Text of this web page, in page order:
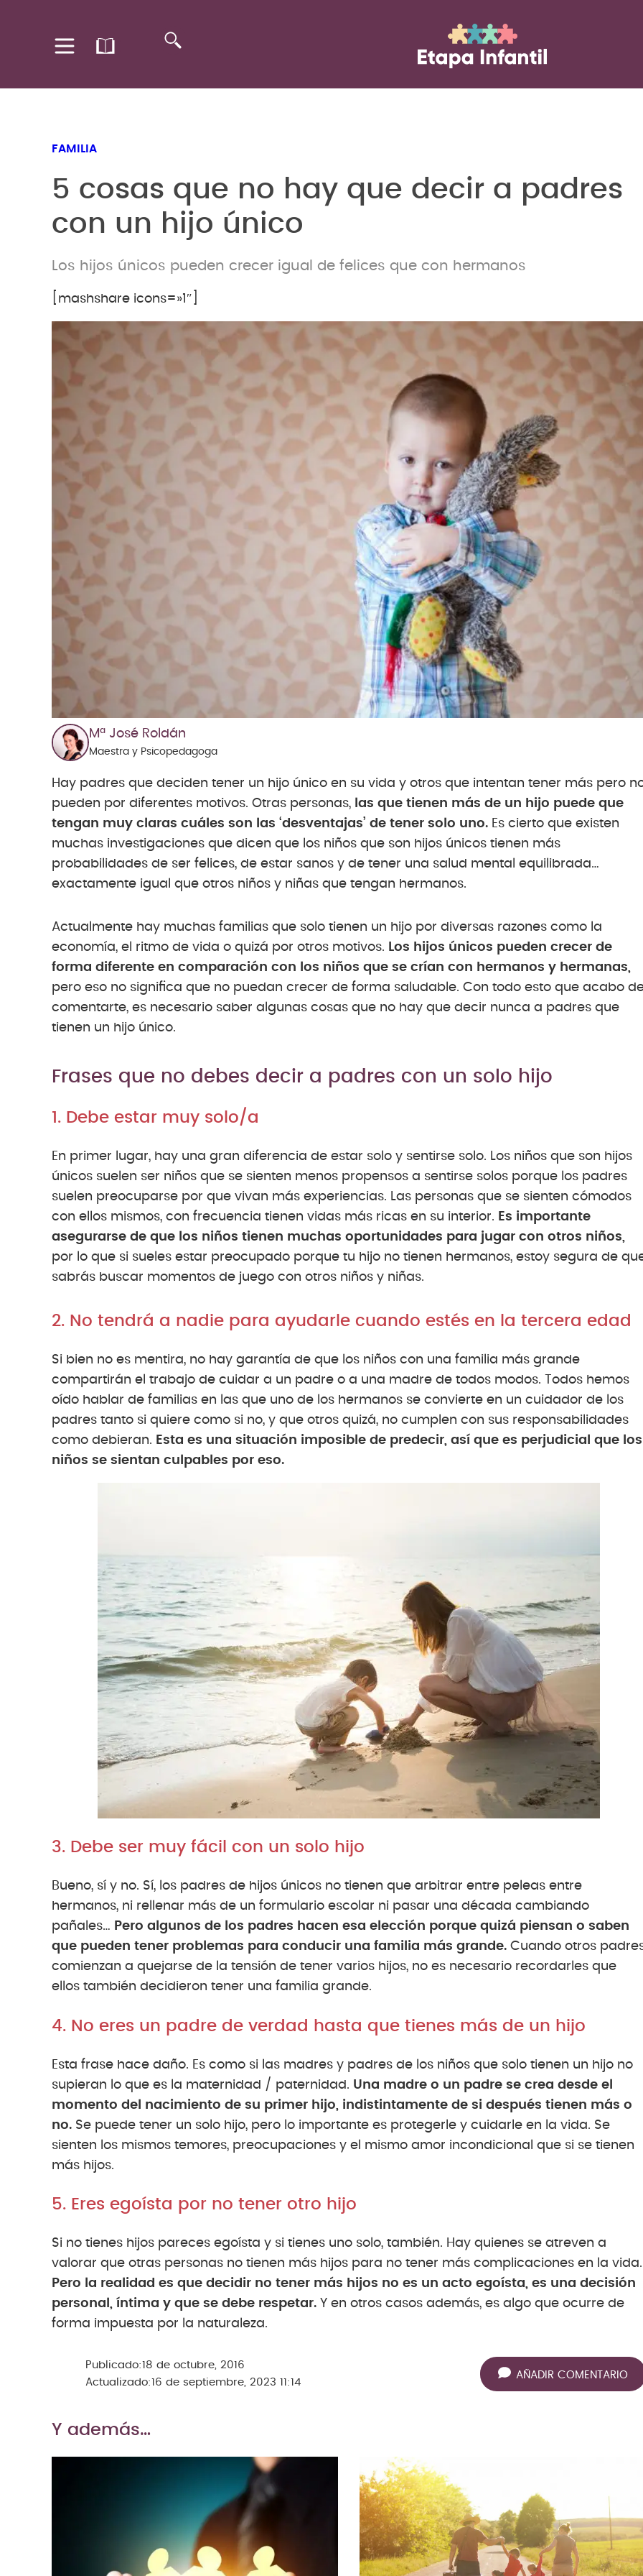
FAMILIA
5 cosas que no hay que decir a padres
con un hijo único
Los hijos únicos pueden crecer igual de felices que con hermanos
[mashshare icons=»1″]
Mª José Roldán
Maestra y Psicopedagoga
Hay padres que deciden tener un hijo único en su vida y otros que intentan tener más pero
pueden por diferentes motivos. Otras personas, las que tienen más de un hijo puede que
tengan muy claras cuáles son las ‘desventajas’ de tener solo uno. Es cierto que existen
muchas investigaciones que dicen que los niños que son hijos únicos tienen más
probabilidades de ser felices, de estar sanos y de tener una salud mental equilibrada…
exactamente igual que otros niños y niñas que tengan hermanos.
Actualmente hay muchas familias que solo tienen un hijo por diversas razones como la
economía, el ritmo de vida o quizá por otros motivos. Los hijos únicos pueden crecer de
forma diferente en comparación con los niños que se crían con hermanos y hermanas,
pero eso no significa que no puedan crecer de forma saludable. Con todo esto que acabo
comentarte, es necesario saber algunas cosas que no hay que decir nunca a padres que
tienen un hijo único.
Frases que no debes decir a padres con un solo hijo
1. Debe estar muy solo/a
En primer lugar, hay una gran diferencia de estar solo y sentirse solo. Los niños que son hijos
únicos suelen ser niños que se sienten menos propensos a sentirse solos porque los padres
suelen preocuparse por que vivan más experiencias. Las personas que se sienten cómodos
con ellos mismos, con frecuencia tienen vidas más ricas en su interior. Es importante
asegurarse de que los niños tienen muchas oportunidades para jugar con otros niños,
por lo que si sueles estar preocupado porque tu hijo no tienen hermanos, estoy segura de
sabrás buscar momentos de juego con otros niños y niñas.
2. No tendrá a nadie para ayudarle cuando estés en la tercera edad
Si bien no es mentira, no hay garantía de que los niños con una familia más grande
compartirán el trabajo de cuidar a un padre o a una madre de todos modos. Todos hemos
oído hablar de familias en las que uno de los hermanos se convierte en un cuidador de los
padres tanto si quiere como si no, y que otros quizá, no cumplen con sus responsabilidades
como debieran. Esta es una situación imposible de predecir, así que es perjudicial que los
niños se sientan culpables por eso.
3. Debe ser muy fácil con un solo hijo
Bueno, sí y no. Sí, los padres de hijos únicos no tienen que arbitrar entre peleas entre
hermanos, ni rellenar más de un formulario escolar ni pasar una década cambiando
pañales… Pero algunos de los padres hacen esa elección porque quizá piensan o saben
que pueden tener problemas para conducir una familia más grande. Cuando otros
comienzan a quejarse de la tensión de tener varios hijos, no es necesario recordarles que
ellos también decidieron tener una familia grande.
4. No eres un padre de verdad hasta que tienes más de un hijo
Esta frase hace daño. Es como si las madres y padres de los niños que solo tienen un hijo no
supieran lo que es la maternidad / paternidad. Una madre o un padre se crea desde el
momento del nacimiento de su primer hijo, indistintamente de si después tienen más o
no. Se puede tener un solo hijo, pero lo importante es protegerle y cuidarle en la vida. Se
sienten los mismos temores, preocupaciones y el mismo amor incondicional que si se tienen
más hijos.
5. Eres egoísta por no tener otro hijo
Si no tienes hijos pareces egoísta y si tienes uno solo, también. Hay quienes se atreven a
valorar que otras personas no tienen más hijos para no tener más complicaciones en la vida.
Pero la realidad es que decidir no tener más hijos no es un acto egoísta, es una decisión
personal, íntima y que se debe respetar. Y en otros casos además, es algo que ocurre de
forma impuesta por la naturaleza.
Publicado:18 de octubre, 2016
Actualizado:16 de septiembre, 2023 11:14
AÑADIR COMENTARIO
Y además…